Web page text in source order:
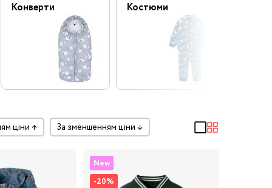
Конверти Костюми
ціни ↑ за зменшенням ціни ↓
New
-20%